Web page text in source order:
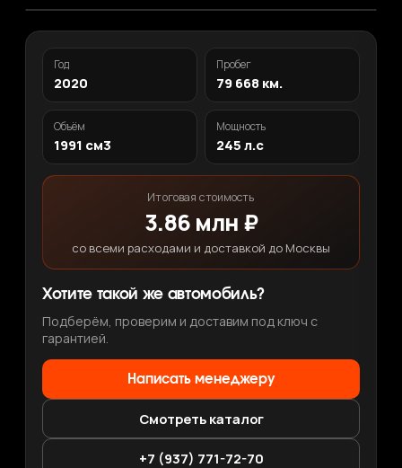
Год
2020
Пробег
79 668 км.
Объём
1991 см3
Мощность
245 л.с
Итоговая стоимость
3.86 млн ₽
со всеми расходами и доставкой до Москвы
Хотите такой же автомобиль?
Подберём, проверим и доставим под ключ с
гарантией.
Написать менеджеру
Смотреть каталог
+7 (937) 771-72-70